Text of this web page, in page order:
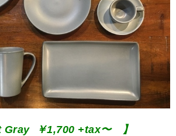
Gray ￥1,700 +tax〜 】